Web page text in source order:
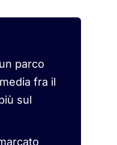
parco
fra il
sul